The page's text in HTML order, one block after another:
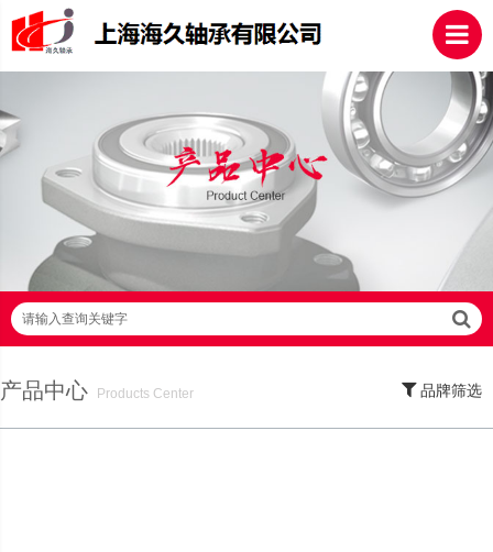
请输入查询关键字
产品中心
Products Center
品牌筛选